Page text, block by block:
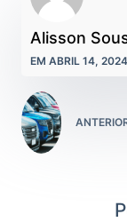
Alisson
EM ABRIL 14,